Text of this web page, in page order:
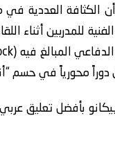
أن الكثافة العددية
للمدربين
دوراً محورياً في حسم
بأفضل تعليق